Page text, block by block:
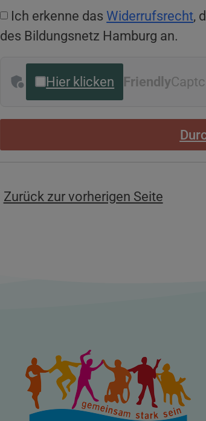
Ich erkenne das Widerrufsrecht,
des Bildungsnetz Hamburg an.
Hier klicken Friendly
Zurück zur vorherigen Seite